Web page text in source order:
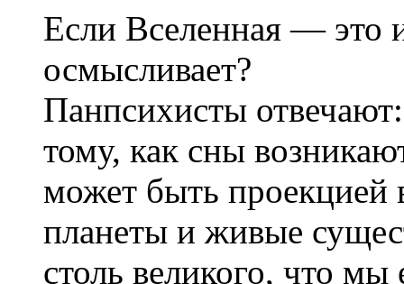
Если Вселенная — это
осмысливает?
Панпсихисты
тому, как сны
может быть проекцией
планеты и живые
столь великого, что